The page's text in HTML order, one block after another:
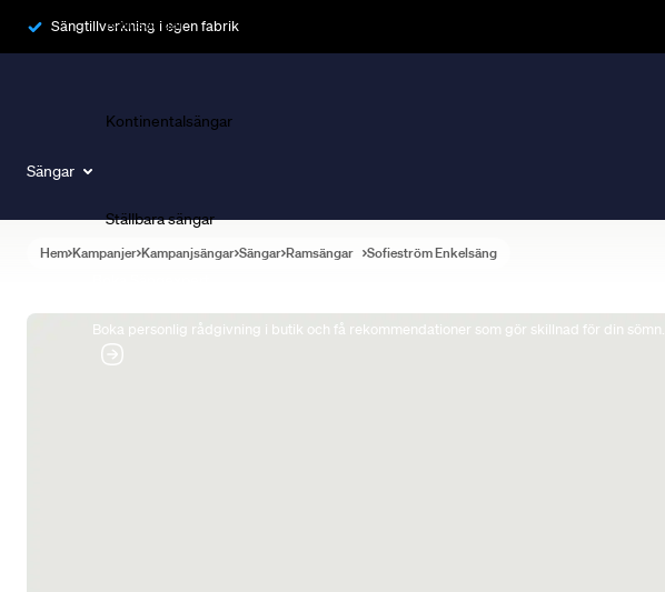
Sängtillverkning i egen fabrik
Sängar
Ramsängar
Kontinentalsängar
Ställbara sängar
Boka personlig rådgivning i butik och få rekommendationer som gör skillnad för din sömn.
Hem Kampanjer Kampanjsängar Sängar Ramsängar Sofieström Enkelsäng